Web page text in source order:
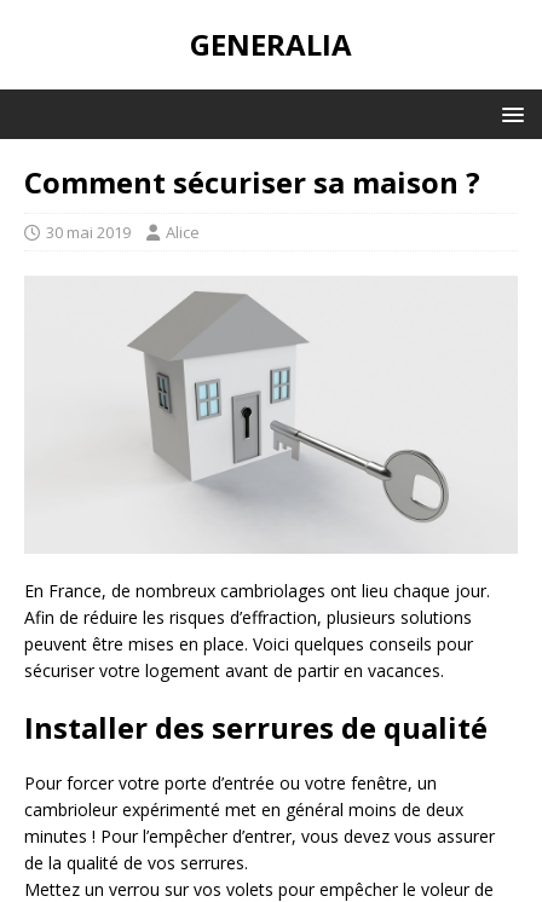
GENERALIA
Comment sécuriser sa maison ?
30 mai 2019 Alice
En France, de nombreux cambriolages ont lieu chaque jour.
Afin de réduire les risques d’effraction, plusieurs solutions
peuvent être mises en place. Voici quelques conseils pour
sécuriser votre logement avant de partir en vacances.
Installer des serrures de qualité
Pour forcer votre porte d’entrée ou votre fenêtre, un
cambrioleur expérimenté met en général moins de deux
minutes ! Pour l’empêcher d’entrer, vous devez vous assurer
de la qualité de vos serrures.
Mettez un verrou sur vos volets pour empêcher le voleur de